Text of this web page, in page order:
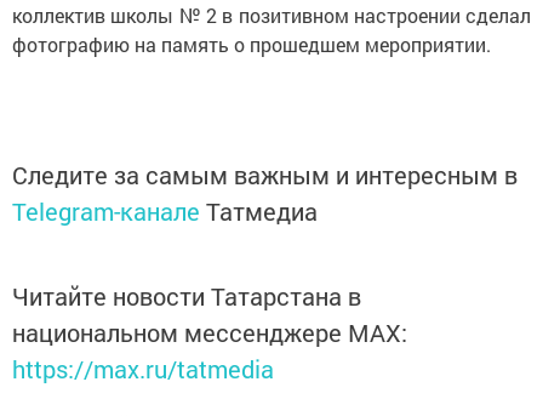
коллектив школы № 2 в позитивном настроении сделал
фотографию на память о прошедшем мероприятии.
Следите за самым важным и интересным в
Telegram-канале Татмедиа
Читайте новости Татарстана в
национальном мессенджере MАХ:
https://max.ru/tatmedia